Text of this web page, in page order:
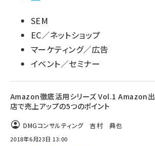
SEM
EC／ネットショップ
マーケティング／広告
イベント／セミナー
Amazon徹底活用シリーズ Vol.1 Amazon出
店で売上アップの5つのポイント
DMGコンサルティング 吉村 典也
2018年6月23日 13:00